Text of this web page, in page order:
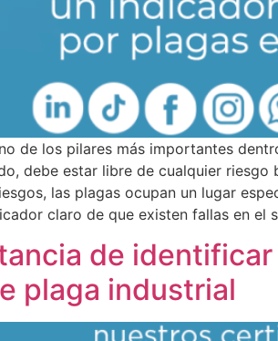
de los pilares más importantes
debe estar libre de cualquier
las plagas ocupan un lugar
claro de que existen fallas en el
de
plaga industrial